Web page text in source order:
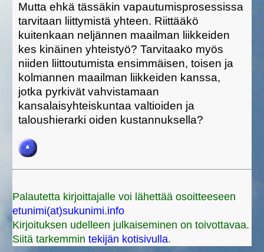
Mutta ehkä tässäkin vapautumisprosessissa
tarvitaan liittymistä yhteen. Riittääkö
kuitenkaan neljännen maailman liikkeiden
kes kinäinen yhteistyö? Tarvitaako myös
niiden liittoutumista ensimmäisen, toisen ja
kolmannen maailman liikkeiden kanssa,
jotka pyrkivät vahvistamaan
kansalaisyhteiskuntaa valtioiden ja
taloushierarki oiden kustannuksella?
Palautetta kirjoittajalle voi lähettää osoitteeseen
etunimi(at)sukunimi.info
Kirjoituksen udelleen julkaiseminen on toivottavaa.
Siitä tarkemmin tekijän kotisivulla.